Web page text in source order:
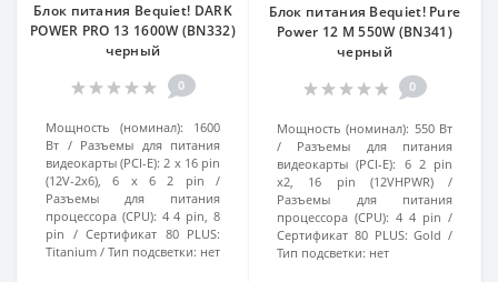
Блок питания Bequiet! DARK
POWER PRO 13 1600W (BN332)
черный
0
Мощность (номинал):
1600
Вт
Разъемы для питания
видеокарты (PCI-E): 2 x 16 pin
(12V-2x6), 6 x 6 2 pin
Разъемы для питания
процессора (CPU): 4 4 pin, 8
pin
Сертификат 80 PLUS:
Titanium
Тип подсветки: нет
Блок питания Bequiet! Pure
Power 12 M 550W (BN341)
черный
0
Мощность (номинал): 550 Вт
Разъемы для питания
видеокарты (PCI-E): 6 2 pin
x2, 16 pin (12VHPWR)
Разъемы для питания
процессора (CPU): 4 4 pin
Сертификат 80 PLUS: Gold
Тип подсветки: нет